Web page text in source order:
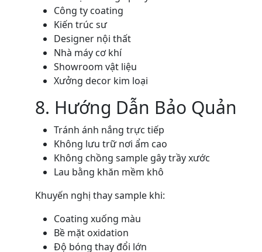
Công ty coating
Kiến trúc sư
Designer nội thất
Nhà máy cơ khí
Showroom vật liệu
Xưởng decor kim loại
8. Hướng Dẫn Bảo Quản
Tránh ánh nắng trực tiếp
Không lưu trữ nơi ẩm cao
Không chồng sample gây trầy xước
Lau bằng khăn mềm khô
Khuyến nghị thay sample khi:
Coating xuống màu
Bề mặt oxidation
Độ bóng thay đổi lớn